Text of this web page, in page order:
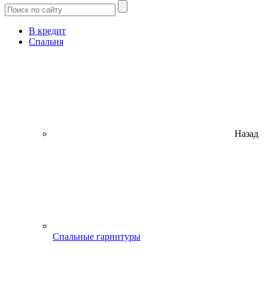
В кредит
Спальня
Назад
Спальные гарнитуры